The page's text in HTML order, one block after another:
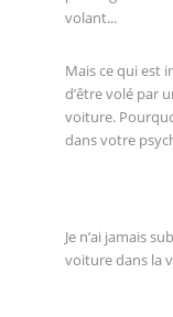
volant...
Mais ce qui est
d’être volé par
voiture.
dans votre
Je n’ai jamais
voiture dans la